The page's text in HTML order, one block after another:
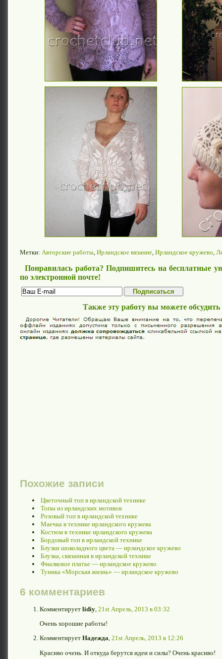
Метки: Авторские работы Ирландское вязание Ирландское кружево
Понравилась работа? Подпишитесь на бесплатные
по электронной почте!
Также эту работу вы можете
Похожие записи
Цветочный топ в ирландской технике
Топы из ирландских мотивов
Розовый топ в ирландской технике
Маечка в технике ирландского кружева
Костюм в технике ирландского кружева
Бордовый топ в ирландской технике
Блузки шоколадного цвета — ирландское кружево
Блузка, связанная в ирландской технике
Фиалковое платье — ирландское кружево
Туника «Морская жизнь» — ирландское кружево
6 комментариев
Комментирует lidiy 21st Апрель, 2013 в 03:32
Очень хорошие работы!
Комментирует Надежда, 21st Апрель, 2013 в 12:26
Красиво очень. И откуда берутся идеи и силы? Очень красиво!